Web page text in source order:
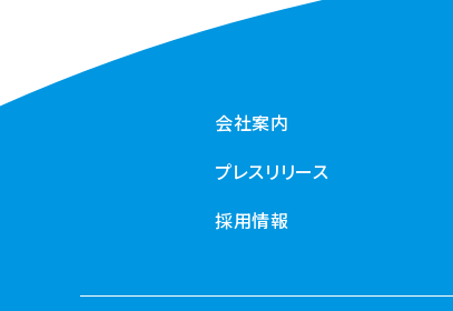
会社案内
プレスリリース
採用情報